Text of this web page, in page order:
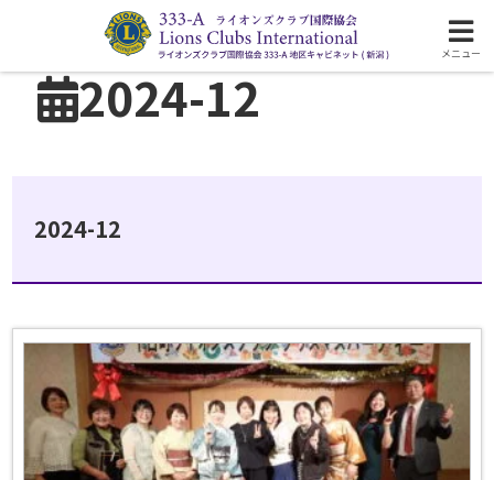
ライオンズクラブ国際協会333-A地区の活動
2024-12
2024-12
メニュー